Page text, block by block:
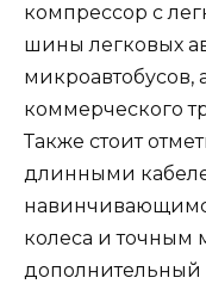
компрессор с
шины легковых
микроавтобусов,
коммерческого
Также стоит
длинными
колеса и точным
дополнительный